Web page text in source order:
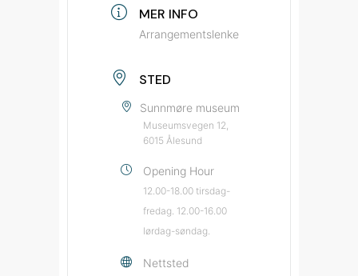
MER INFO
Arrangementslenke
STED
Sunnmøre museum
Museumsvegen 12,
6015 Ålesund
Opening Hour
12.00-18.00 tirsdag-
fredag. 12.00-16.00
lørdag-søndag.
Nettsted